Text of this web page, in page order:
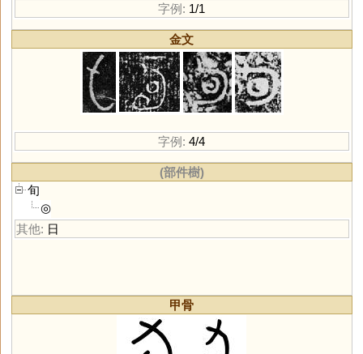
字例: 1/1
金文
字例: 4/4
(部件樹)
旬
◎
其他: 日
甲骨